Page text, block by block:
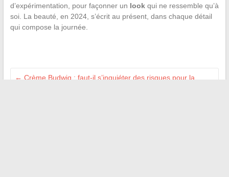
d’expérimentation, pour façonner un lookqui ne ressemble qu’à
soi. La beauté, en 2024, s’écrit au présent, dans chaque détail
qui compose la journée.
← Crème Budwig : faut-il s’inquiéter des risques pour la